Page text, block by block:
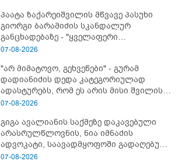
პაატა ზაქარეიშვილის მწვავე პასუხი
გიორგი ბარამიძის სკანდალურ
განცხადებაზე - "ყველაფერი
დეტალურად ვიცი... კამანში მოკლული
ბარამიძე კი ტყუის"
07-08-2026
"არ მიმატოვო, გეხვეწები" - გუ­რა­მ
დადიანიძის დედა კა­ტე­გო­რი­უ­ლად
ადას­ტუ­რებს, რომ ეს არის მისი შვი­ლის
ხმა
07-08-2026
გიგა ავალიანის საქმეზე დაკავებული
არასრულწლოვნის, ნია იმნაძის
ადვოკატი, საავადმყოფოში გადაღებულ
კადრებს ავრცელებს
07-08-2026